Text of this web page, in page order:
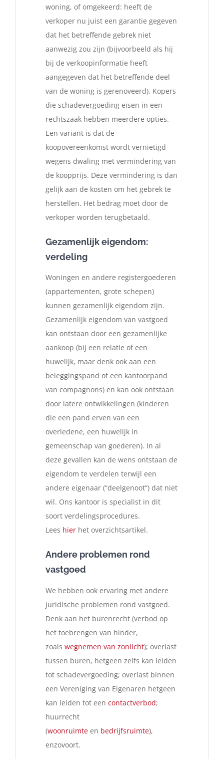
woning, of omgekeerd: heeft de
verkoper nu juist een garantie gegeven
dat het betreffende gebrek niet
aanwezig zou zijn (bijvoorbeeld als hij
bij de verkoopinformatie heeft
aangegeven dat het betreffende deel
van de woning is gerenoveerd). Kopers
die schadevergoeding eisen in een
rechtszaak hebben meerdere opties.
Een variant is dat de
koopovereenkomst wordt vernietigd
wegens dwaling met vermindering van
de koopprijs. Deze vermindering is dan
gelijk aan de kosten om het gebrek te
herstellen. Het bedrag moet door de
verkoper worden terugbetaald.
Gezamenlijk eigendom:
verdeling
Woningen en andere registergoederen
(appartementen, grote schepen)
kunnen gezamenlijk eigendom zijn.
Gezamenlijk eigendom van vastgoed
kan ontstaan door een gezamenlijke
aankoop (bij een relatie of een
huwelijk, maar denk ook aan een
beleggingspand of een kantoorpand
van compagnons) en kan ook ontstaan
door latere ontwikkelingen (kinderen
die een pand erven van een
overledene, een huwelijk in
gemeenschap van goederen). In al
deze gevallen kan de wens ontstaan de
eigendom te verdelen terwijl een
andere eigenaar (“deelgenoot”) dat niet
wil. Ons kantoor is specialist in dit
soort verdelingsprocedures.
Lees hierhet overzichtsartikel.
Andere problemen rond
vastgoed
We hebben ook ervaring met andere
juridische problemen rond vastgoed.
Denk aan het burenrecht (verbod op
het toebrengen van hinder,
zoals wegnemen van zonlicht); overlast
tussen buren, hetgeen zelfs kan leiden
tot schadevergoeding; overlast binnen
een Vereniging van Eigenaren hetgeen
kan leiden tot een contactverbod;
huurrecht
(woonruimteen bedrijfsruimte),
enzovoort.